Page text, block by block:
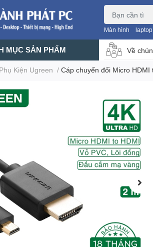
Màn hình laptop
MỤC SẢN PHẨM Về
Phụ Kiện Ugreen / Cáp chuyển đổi Micro